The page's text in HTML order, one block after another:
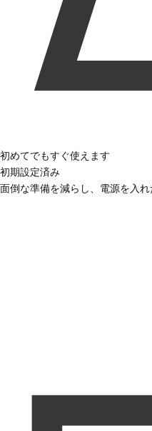
初めてでもすぐ使えます
初期設定済み
面倒な準備を減らし、電源を入